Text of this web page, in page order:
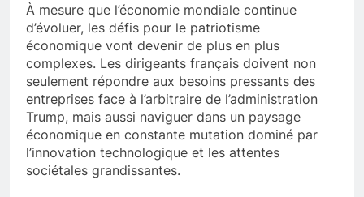
À mesure que l’économie mondiale continue
d’évoluer, les défis pour le patriotisme
économique vont devenir de plus en plus
complexes. Les dirigeants français doivent non
seulement répondre aux besoins pressants des
entreprises face à l’arbitraire de l’administration
Trump, mais aussi naviguer dans un paysage
économique en constante mutation dominé par
l’innovation technologique et les attentes
sociétales grandissantes.